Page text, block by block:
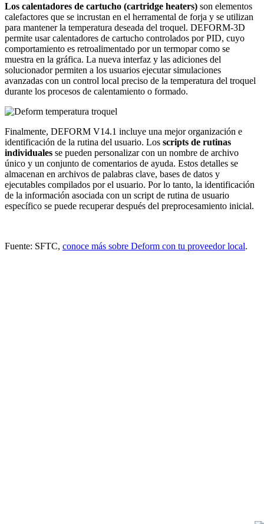
Los calentadores de cartucho (cartridge heaters) son elementos
calefactores que se incrustan en el herramental de forja y se utilizan
para mantener la temperatura deseada del troquel. DEFORM-3D
permite usar calentadores de cartucho controlados por PID, cuyo
comportamiento es retroalimentado por un termopar como se
muestra en la gráfica. La nueva interfaz y las adiciones del
solucionador permiten a los usuarios ejecutar simulaciones
avanzadas con un control local preciso de la temperatura del troquel
durante los procesos de calentamiento o formado.
Finalmente, DEFORM V14.1 incluye una mejor organización e
identificación de la rutina del usuario. Los scripts de rutinas
individuales se pueden personalizar con un nombre de archivo
único y un conjunto de comentarios de ayuda. Estos detalles se
almacenan en archivos de palabras clave, bases de datos y
ejecutables compilados por el usuario. Por lo tanto, la identificación
de la información asociada con un script de rutina de usuario
específico se puede recuperar después del preprocesamiento inicial.
Fuente: SFTC, conoce más sobre Deform con tu proveedor local.